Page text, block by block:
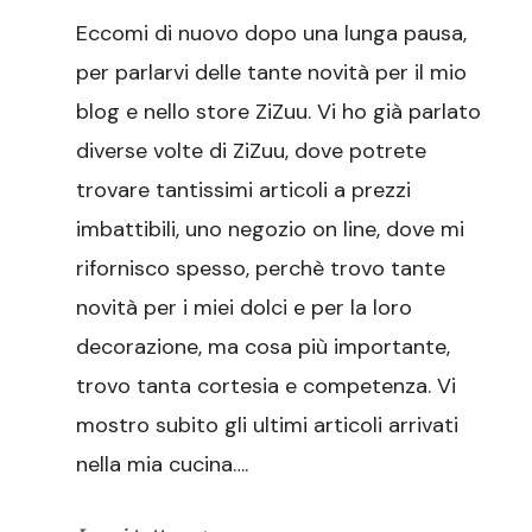
per
blog
nello
store
Eccomi di nuovo dopo una lunga pausa,
per parlarvi delle tante novità per il mio
blog e nello store ZiZuu. Vi ho già parlato
diverse volte di ZiZuu, dove potrete
trovare tantissimi articoli a prezzi
imbattibili, uno negozio on line, dove mi
rifornisco spesso, perchè trovo tante
novità per i miei dolci e per la loro
decorazione, ma cosa più importante,
trovo tanta cortesia e competenza. Vi
mostro subito gli ultimi articoli arrivati
nella mia cucina….